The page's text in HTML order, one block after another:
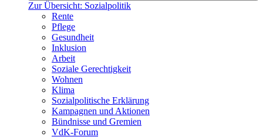
Zur Übersicht: Sozialpolitik
Rente
Pflege
Gesundheit
Inklusion
Arbeit
Soziale Gerechtigkeit
Wohnen
Klima
Sozialpolitische Erklärung
Kampagnen und Aktionen
Bündnisse und Gremien
VdK-Forum